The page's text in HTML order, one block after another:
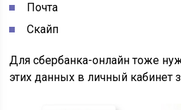
Почта
Скайп
Для сбербанка-онлайн тоже
этих данных в личный кабинет